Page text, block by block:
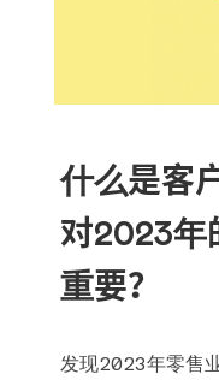
什么是客
对2023年
重要？
发现2023年零售